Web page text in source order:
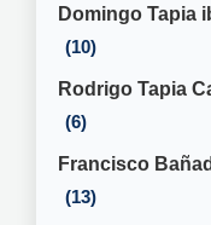
Domingo Tapia
10
Rodrigo Tapia
6
Francisco
13